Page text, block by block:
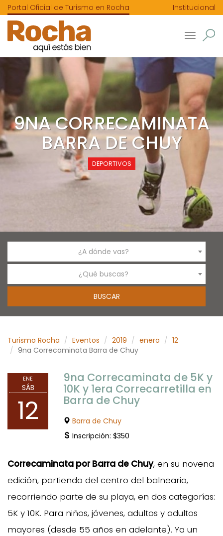
Portal Oficial de Turismo en Rocha Institucional
Toggle
9NA CORRECAMINATA
BARRA DE CHUY
DEPORTIVOS
¿A dónde vas?
¿Qué buscas?
Turismo Rocha Eventos 2019 enero
12
9na Correcaminata Barra de Chuy
ENE
SÁB
12
9na Correcaminata de 5K y
10K y 1era Correcarretilla en
Barra de Chuy
Barra de Chuy
Inscripción: $350
Correcaminata por Barra de Chuy, en su novena
edición, partiendo del centro del balneario,
recorriendo parte de su playa, en dos categorías:
5K y 10K. Para niños, jóvenes, adultos y adultos
mayores (desde 55 años en adelante). Ya un